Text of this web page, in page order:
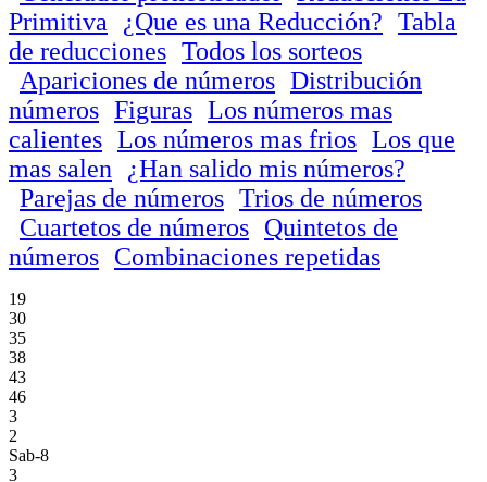
Primitiva
¿Que es una Reducción? Tabla
de reducciones Todos los sorteos
Apariciones de números Distribución
números Figuras Los números mas
calientes Los números mas frios Los que
mas salen
¿Han salido mis números?
Parejas de números Trios de números
Cuartetos de números Quintetos de
números Combinaciones repetidas
19
30
35
38
43
46
3
2
Sab-8
3